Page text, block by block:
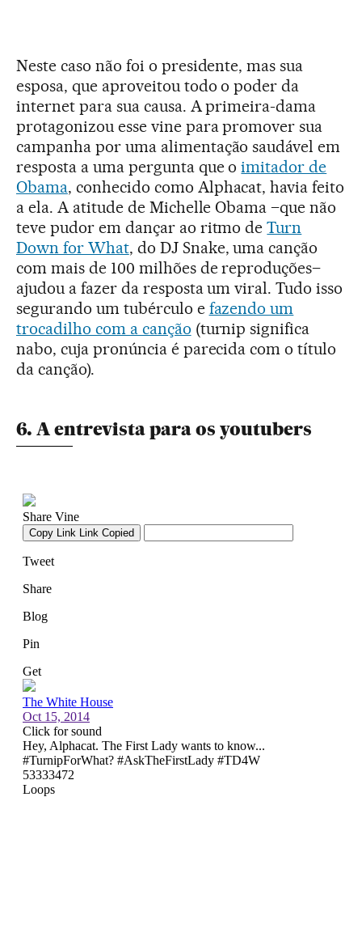
Neste caso não foi o presidente, mas sua
esposa, que aproveitou todo o poder da
internet para sua causa. A primeira-dama
protagonizou esse vine para promover sua
campanha por uma alimentação saudável em
resposta a uma pergunta que oimitador de
Obama, conhecido como Alphacat, havia feito
a ela. A atitude de Michelle Obama –que não
teve pudor em dançar ao ritmo deTurn
Down for What, do DJ Snake, uma canção
com mais de 100 milhões de reproduções–
ajudou a fazer da resposta um viral. Tudo isso
segurando um tubérculo e fazendo um
trocadilho com a canção (turnip significa
nabo, cuja pronúncia é parecida com o título
da canção).
6. A entrevista para os youtubers